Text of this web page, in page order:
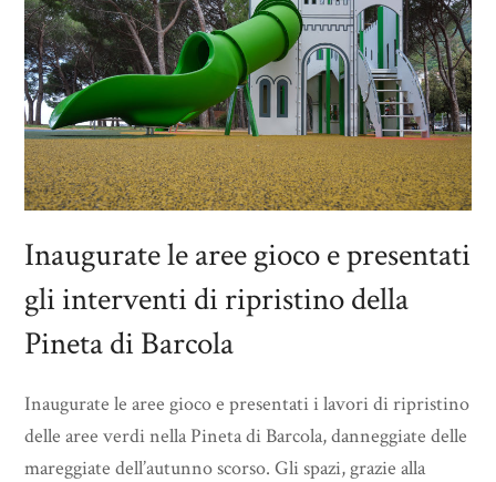
Inaugurate le aree gioco e presentati
gli interventi di ripristino della
Pineta di Barcola
Inaugurate le aree gioco e presentati i lavori di ripristino
delle aree verdi nella Pineta di Barcola, danneggiate delle
mareggiate dell’autunno scorso. Gli spazi, grazie alla